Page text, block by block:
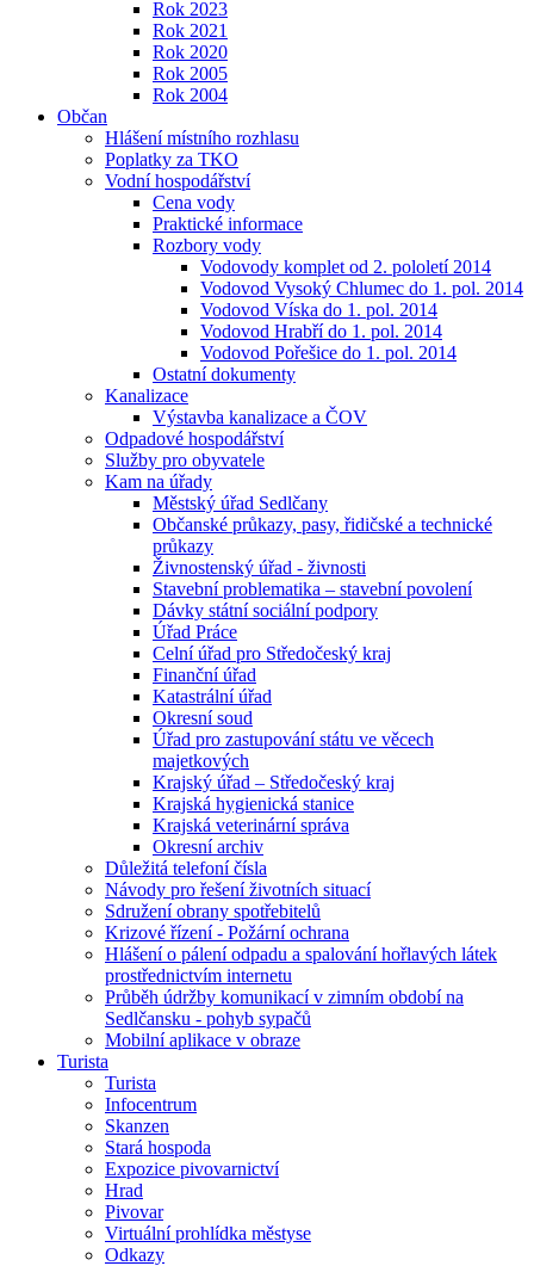
Rok 2023
Rok 2021
Rok 2020
Rok 2005
Rok 2004
Občan
Hlášení místního rozhlasu
Poplatky za TKO
Vodní hospodářství
Cena vody
Praktické informace
Rozbory vody
Vodovody komplet od 2. pololetí 2014
Vodovod Vysoký Chlumec do 1. pol. 2014
Vodovod Víska do 1. pol. 2014
Vodovod Hrabří do 1. pol. 2014
Vodovod Pořešice do 1. pol. 2014
Ostatní dokumenty
Kanalizace
Výstavba kanalizace a ČOV
Odpadové hospodářství
Služby pro obyvatele
Kam na úřady
Městský úřad Sedlčany
Občanské průkazy, pasy, řidičské a technické
průkazy
Živnostenský úřad - živnosti
Stavební problematika – stavební povolení
Dávky státní sociální podpory
Úřad Práce
Celní úřad pro Středočeský kraj
Finanční úřad
Katastrální úřad
Okresní soud
Úřad pro zastupování státu ve věcech
majetkových
Krajský úřad – Středočeský kraj
Krajská hygienická stanice
Krajská veterinární správa
Okresní archiv
Důležitá telefoní čísla
Návody pro řešení životních situací
Sdružení obrany spotřebitelů
Krizové řízení - Požární ochrana
Hlášení o pálení odpadu a spalování hořlavých látek
prostřednictvím internetu
Průběh údržby komunikací v zimním období na
Sedlčansku - pohyb sypačů
Mobilní aplikace v obraze
Turista
Turista
Infocentrum
Skanzen
Stará hospoda
Expozice pivovarnictví
Hrad
Pivovar
Virtuální prohlídka městyse
Odkazy